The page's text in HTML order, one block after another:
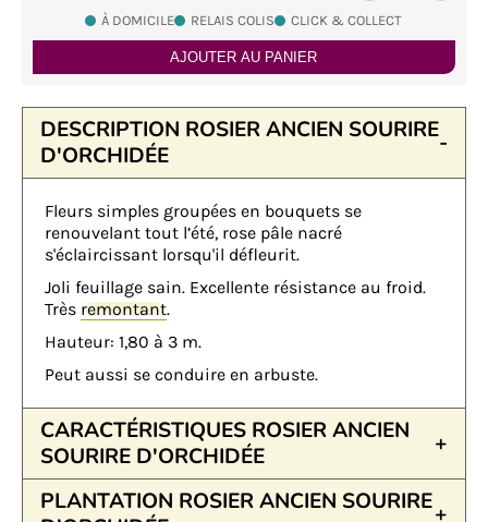
À DOMICILE RELAIS COLIS CLICK & COLLECT
AJOUTER AU PANIER
DESCRIPTION ROSIER ANCIEN SOURIRE
D'ORCHIDÉE
Fleurs simples groupées en bouquets se
renouvelant tout l’été, rose pâle nacré
s'éclaircissant lorsqu'il défleurit.
Joli feuillage sain. Excellente résistance au froid.
Très remontant.
Hauteur: 1,80 à 3 m.
Peut aussi se conduire en arbuste.
CARACTÉRISTIQUES ROSIER ANCIEN
SOURIRE D'ORCHIDÉE
PLANTATION ROSIER ANCIEN SOURIRE